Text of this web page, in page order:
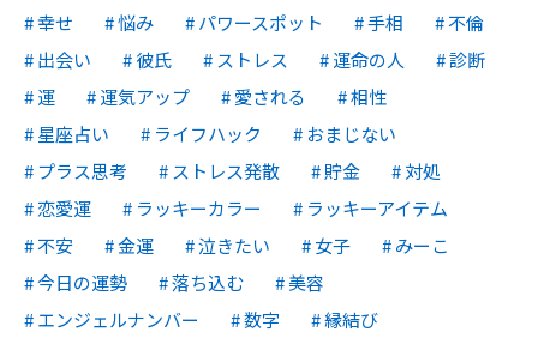
幸せ
悩み パワースポット 手相
不倫
出会い
彼氏 ストレス 運命の人
診断
運
運気アップ 愛される
相性
星座占い
ライフハック
おまじない
プラス思考
ストレス発散 貯金
対処
恋愛運
ラッキーカラー
ラッキーアイテム
不安
金運 泣きたい 女子
みーこ
今日の運勢
落ち込む
美容
エンジェルナンバー
数字 縁結び